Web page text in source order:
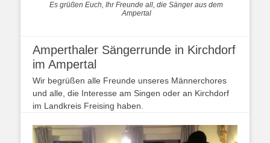
Es grüßen Euch, Ihr Freunde all, die Sänger aus dem
Ampertal
Amperthaler Sängerrunde in Kirchdorf
im Ampertal
Wir begrüßen alle Freunde unseres Männerchores
und alle, die Interesse am Singen oder an Kirchdorf
im Landkreis Freising haben.